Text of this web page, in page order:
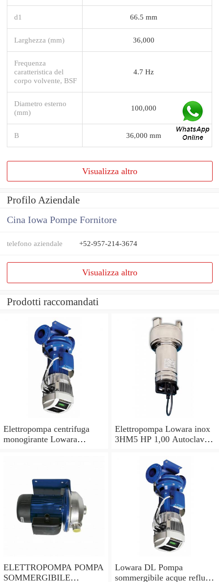
d1 66.5 mm
Larghezza (mm) 36,000
Frequenza
caratteristica del
corpo volvente, BSF
4.7 Hz
Diametro esterno
(mm)
100,000
B 36,000 mm
Visualizza altro
Profilo Aziendale
Cina Iowa Pompe Fornitore
telefono aziendale +52-957-214-3674
Visualizza altro
Prodotti raccomandati
Elettropompa centrifuga
monogirante Lowara
Elettropompa Lowara inox
3HM5 HP 1,00 Autoclave
ELETTROPOMPA POMPA
SOMMERGIBILE
Lowara DL Pompa
sommergibile acque reflue